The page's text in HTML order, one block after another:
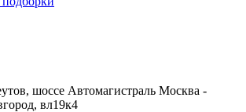
шоссе Автомагистраль Москва -
вл19к4